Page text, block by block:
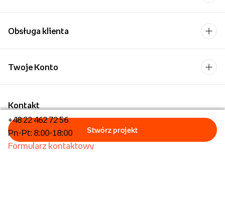
Obsługa klienta
Kontakt
+48 22 462 72 56
Pn-Pt: 8:00-18:00
Formularz kontaktowy
Twoje Konto